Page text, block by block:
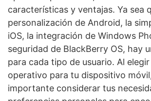
características y ventajas. Ya sea
personalización de Android, la
iOS, la integración de Windows
seguridad de BlackBerry OS, hay
para cada tipo de usuario. Al
operativo para tu dispositivo
importante considerar tus